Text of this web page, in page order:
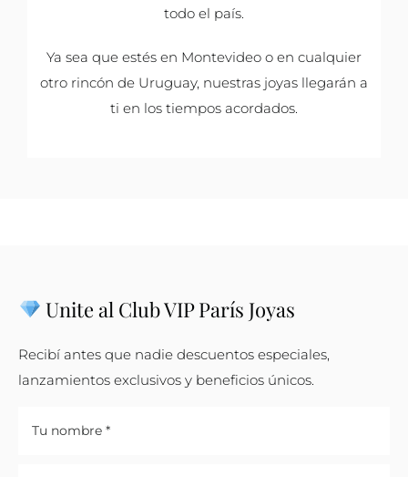
todo el país.
Ya sea que estés en Montevideo o en cualquier
otro rincón de Uruguay, nuestras joyas llegarán a
ti en los tiempos acordados.
Unite al Club VIP París Joyas
Recibí antes que nadie descuentos especiales,
lanzamientos exclusivos y beneficios únicos.